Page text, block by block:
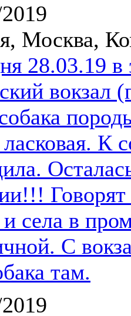
Москва,
28.03.19
ласковая. К
села в
С
там.